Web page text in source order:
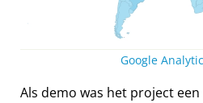
Google
Als demo was het project